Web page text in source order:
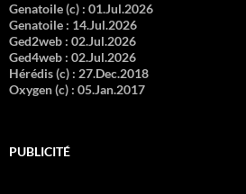
Genatoile (c) : 01.Jul.2026
Genatoile : 14.Jul.2026
Ged2web : 02.Jul.2026
Ged4web : 02.Jul.2026
Hérédis (c) : 27.Dec.2018
Oxygen (c) : 05.Jan.2017
PUBLICITÉ